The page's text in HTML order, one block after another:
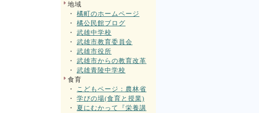
地域
・ 橘町のホームページ
・ 橘公民館ブログ
・ 武雄中学校
・ 武雄市教育委員会
・ 武雄市役所
・ 武雄市からの教育改革
・ 武雄青陵中学校
食育
・ こどもページ：農林省
・ 学びの場(食育と授業)
・ 夏にむかって『栄養講